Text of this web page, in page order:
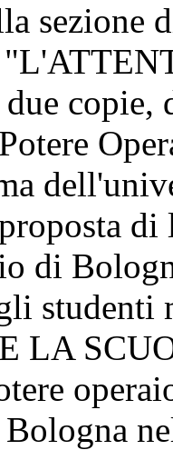
sezione
copie,
di
LA